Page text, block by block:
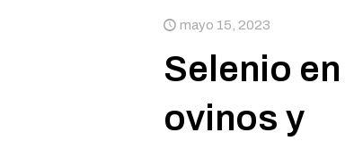
mayo 15, 2023
Selenio en
ovinos y